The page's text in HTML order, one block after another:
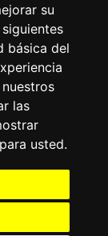
su
básica del
las
usted.